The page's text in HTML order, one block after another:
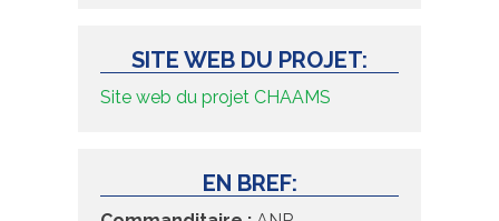
SITE WEB DU PROJET:
Site web du projet CHAAMS
EN BREF: